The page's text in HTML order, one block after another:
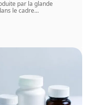
par la glande
le cadre…